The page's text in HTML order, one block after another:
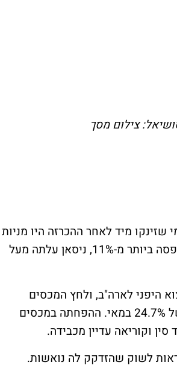
צילום מסך
היפני הגיב בהתלהבות, כאשר מדד הניקיי מוסיף מעל 3% ומי שזינקו מיד לאחר ההכרזה היו מניות
הרכב היפניות. ענקית הרכב טויוטה קפצה ביותר מ-15%, הונדה טיפסה ביותר מ-11%, ניסאן עלתה מעל
כאשר ענף הרכב מהווה כ-28% מכלל היצוא היפני לארה"ב, ולחץ המכסים
שהוטל באפריל גרם לצניחה של 26.7% ביצוא ביוני, אחרי ירידה של 24.7% במאי. ההפחתה במכסים
לשוק שהזדקק לה נואשות.